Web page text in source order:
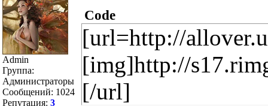
Admin
Группа:
Администраторы
Сообщений: 1024
Репутация: 3
Code
[url=http://
[img]http://
[/url]